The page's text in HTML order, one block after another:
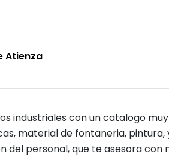
Atienza
industriales con un catalogo
material de fontaneria, pintura,
del personal, que te asesora con